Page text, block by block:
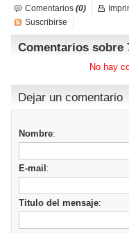
Comentarios (0)
Suscribirse
Comentarios sobre
No hay
Dejar un comentario
Nombre:
E-mail :
Titulo del mensaje: